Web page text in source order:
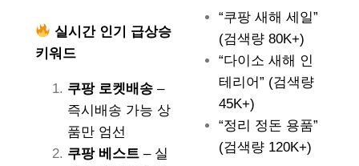
실시간 인기 급상승
키워드
쿠팡 로켓배송 –
즉시배송 가능 상
품만 엄선
쿠팡 베스트 – 실
“쿠팡 새해 세일”
(검색량 80K+)
“다이소 새해 인
테리어” (검색량
45K+)
“정리 정돈 용품”
(검색량 120K+)